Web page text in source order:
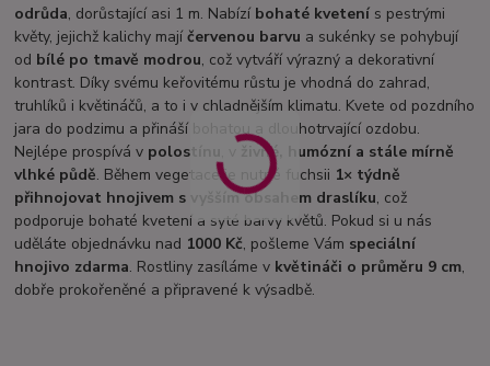
odrůda, dorůstající asi 1 m. Nabízí bohaté kvetení s pestrými
květy, jejichž kalichy majíčervenou barvu a sukénky se pohybují
od bílé po tmavě modrou, což vytváří výrazný a dekorativní
kontrast. Díky svému keřovitému růstu je vhodná do zahrad,
truhlíků i květináčů, a to i v chladnějším klimatu. Kvete od pozdního
jara do podzimu a přináší bohatou a dlouhotrvající ozdobu.
Nejlépe prospívá v polostínu
živné, humózní a stále mírně
vlhké půdě. Během vegetace je nutné fuchsii 1× týdně
přihnojovat hnojivem s vyšším obsahem draslíku, což
podporuje bohaté kvetení a syté barvy květů. Pokud si u nás
uděláte objednávku nad 1000 Kč, pošleme Vám speciální
hnojivo zdarma. Rostliny zasíláme v květináči o průměru 9 cm,
dobře prokořeněné a připravené k výsadbě.